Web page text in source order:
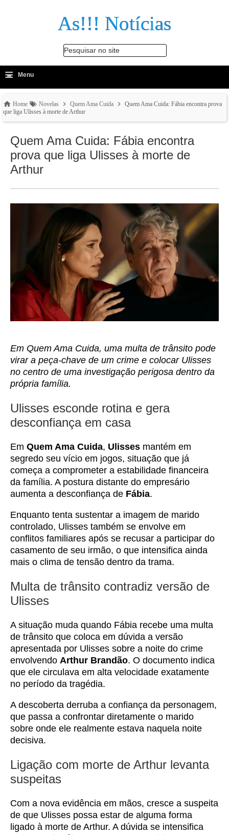
As!!! Notícias
Pesquisar no site
-
≡ Menu
Home Novelas Quem Ama Cuida
Quem Ama Cuida: Fábia encontra prova
que liga Ulisses à morte de Arthur
Quem Ama Cuida: Fábia encontra
prova que liga Ulisses à morte de
Arthur
Em Quem Ama Cuida, uma multa de trânsito pode
virar a peça-chave de um crime e colocar Ulisses
no centro de uma investigação perigosa dentro da
própria família.
Ulisses esconde rotina e gera
desconfiança em casa
Em Quem Ama Cuida, Ulisses mantém em
segredo seu vício em jogos, situação que já
começa a comprometer a estabilidade financeira
da família. A postura distante do empresário
aumenta a desconfiança de Fábia.
Enquanto tenta sustentar a imagem de marido
controlado, Ulisses também se envolve em
conflitos familiares após se recusar a participar do
casamento de seu irmão, o que intensifica ainda
mais o clima de tensão dentro da trama.
Multa de trânsito contradiz versão de
Ulisses
A situação muda quando Fábia recebe uma multa
de trânsito que coloca em dúvida a versão
apresentada por Ulisses sobre a noite do crime
envolvendo Arthur Brandão. O documento indica
que ele circulava em alta velocidade exatamente
no período da tragédia.
A descoberta derruba a confiança da personagem,
que passa a confrontar diretamente o marido
sobre onde ele realmente estava naquela noite
decisiva.
Ligação com morte de Arthur levanta
suspeitas
Com a nova evidência em mãos, cresce a suspeita
de que Ulisses possa estar de alguma forma
ligado à morte de Arthur. A dúvida se intensifica